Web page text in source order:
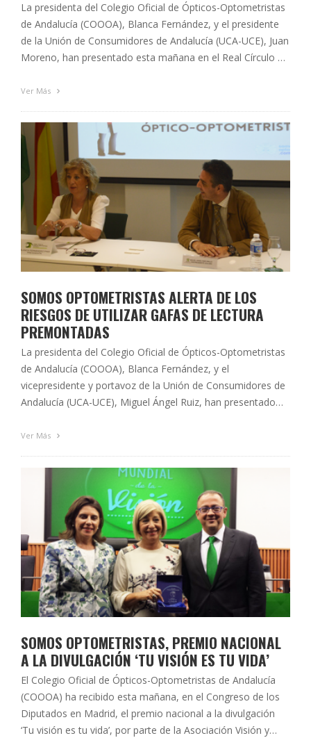
La presidenta del Colegio Oficial de Ópticos-Optometristas
de Andalucía (COOOA), Blanca Fernández, y el presidente
de la Unión de Consumidores de Andalucía (UCA-UCE), Juan
Moreno, han presentado esta mañana en el Real Círculo de
que tiene como objetivo poner en valor el cuidado de la
Ver Más
SOMOS OPTOMETRISTAS ALERTA DE LOS
RIESGOS DE UTILIZAR GAFAS DE LECTURA
PREMONTADAS
La presidenta del Colegio Oficial de Ópticos-Optometristas
de Andalucía (COOOA), Blanca Fernández, y el
vicepresidente y portavoz de la Unión de Consumidores de
Andalucía (UCA-UCE), Miguel Ángel Ruiz, han presentado
‘Somos optometristas’, una iniciativa del COOOA que
Ver Más
SOMOS OPTOMETRISTAS, PREMIO NACIONAL
A LA DIVULGACIÓN ‘TU VISIÓN ES TU VIDA’
El Colegio Oficial de Ópticos-Optometristas de Andalucía
(COOOA) ha recibido esta mañana, en el Congreso de los
Diputados en Madrid, el premio nacional a la divulgación
‘Tu visión es tu vida’, por parte de la Asociación Visión y